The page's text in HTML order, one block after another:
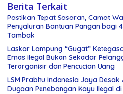
Berita Terkait
Pastikan Tepat Sasaran, Camat
Penyaluran Bantuan Pangan bagi
Tambak
Laskar Lampung “Gugat”
Emas Ilegal Bukan Sekadar
Terorganisir dan Pencucian Uang
LSM Prabhu Indonesia Jaya
Dugaan Penebangan Kayu Ilegal